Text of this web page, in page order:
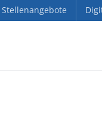
Stellenangebote